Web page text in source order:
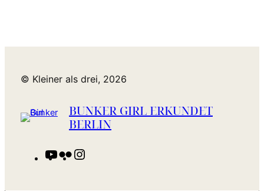
© Kleiner als drei, 2026
BUNKER GIRL ERKUNDET
BERLIN
YouTube
Flickr